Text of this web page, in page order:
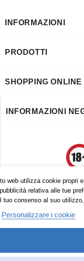
web utilizza cookie propri
relativa alle tue
tuo consenso al suo
Personalizzare i cookie
INFORMAZIONI
PRODOTTI
SHOPPING
INFORMAZIONI